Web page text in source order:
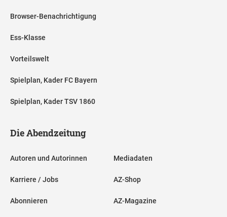
Browser-Benachrichtigung
Ess-Klasse
Vorteilswelt
Spielplan, Kader FC Bayern
Spielplan, Kader TSV 1860
Die Abendzeitung
Autoren und Autorinnen
Karriere / Jobs
Abonnieren
Mediadaten
AZ-Shop
AZ-Magazine